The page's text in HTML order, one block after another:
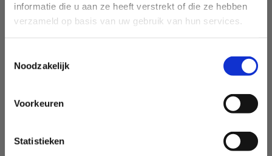
informatie die u aan ze heeft verstrekt of die ze hebben
verzameld op basis van uw gebruik van hun services.
Noodzakelijk
Voorkeuren
Statistieken
Sport Vlaanderen Heusden-Zolder